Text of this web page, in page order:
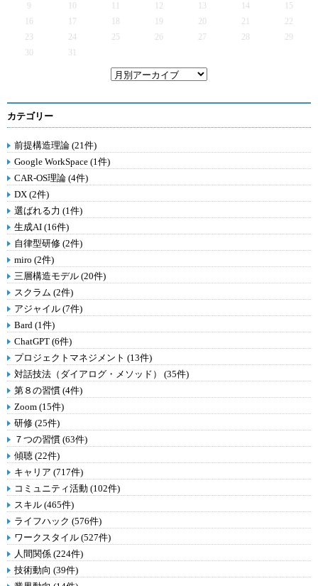
9
12 13 14
15
16
17 19 20 21
22
23
24 25 26 27 28
29
30
31
カテゴリー
前提構造理論 (21件)
Google WorkSpace (1件)
CAR-OS理論 (4件)
DX (2件)
選ばれる力 (1件)
生成AI (16件)
自律型研修 (2件)
miro (2件)
三層構造モデル (20件)
スクラム (2件)
アジャイル (7件)
Bard (1件)
ChatGPT (6件)
プロジェクトマネジメント (13件)
対話技法（ダイアログ・メソッド） (35件)
第８の習慣 (4件)
Zoom (15件)
研修 (25件)
７つの習慣 (63件)
傾聴 (22件)
キャリア (717件)
コミュニティ活動 (102件)
スキル (465件)
ライフハック (576件)
ワークスタイル (527件)
人間関係 (224件)
技術動向 (39件)